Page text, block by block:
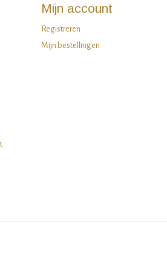
Mijn account
Registreren
Mijn bestellingen